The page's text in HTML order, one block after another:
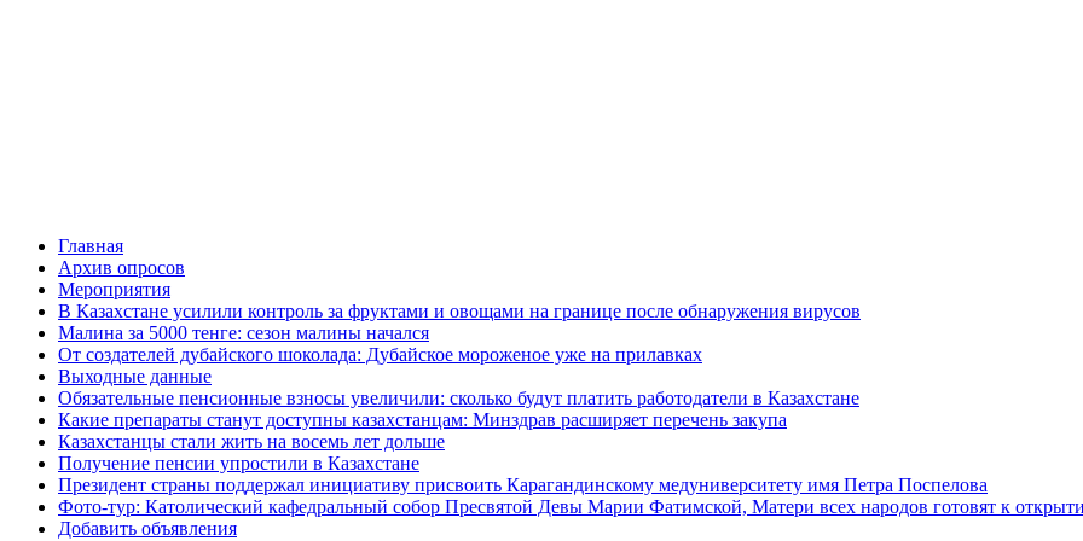
Главная
Архив опросов
Мероприятия
В Казахстане усилили контроль за фруктами и овощами на границе после обнаружения вирусов
Малина за 5000 тенге: сезон малины начался
От создателей дубайского шоколада: Дубайское мороженое уже на прилавках
Выходные данные
Обязательные пенсионные взносы увеличили: сколько будут платить работодатели в Казахстане
Какие препараты станут доступны казахстанцам: Минздрав расширяет перечень закупа
Казахстанцы стали жить на восемь лет дольше
Получение пенсии упростили в Казахстане
Президент страны поддержал инициативу присвоить Карагандинскому медуниверситету имя Петра Поспелова
Фото-тур: Католический кафедральный собор Пресвятой Девы Марии Фатимской, Матери всех народов готовят к
Добавить объявления